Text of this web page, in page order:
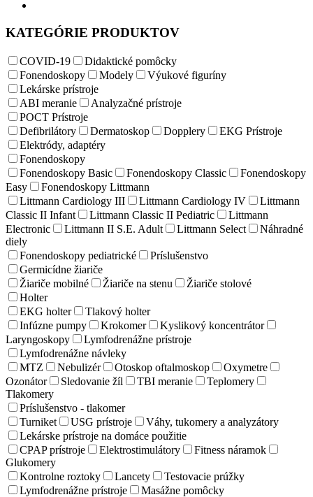
KATEGÓRIE PRODUKTOV
COVID-19
Didaktické pomôcky
Fonendoskopy
Modely
Výukové figuríny
Lekárske prístroje
ABI meranie
Analyzačné prístroje
POCT Prístroje
Defibrilátory
Dermatoskop Dopplery
EKG Prístroje
Elektródy, adaptéry
Fonendoskopy
Fonendoskopy Basic
Fonendoskopy Classic
Fonendoskopy
Easy
Fonendoskopy Littmann
Littmann Cardiology III
Littmann Cardiology IV
Littmann
Classic II Infant
Littmann Classic II Pediatric
Littmann
Electronic
Littmann II S.E. Adult Littmann Select
Náhradné
diely
Fonendoskopy pediatrické
Príslušenstvo
Germicídne žiariče
Žiariče mobilné
Žiariče na stenu
Žiariče stolové
Holter
EKG holter
Tlakový holter
Infúzne pumpy
Krokomer
Kyslikový koncentrátor
Laryngoskopy
Lymfodrenážne prístroje
Lymfodrenážne návleky
MTZ
Nebulizér Otoskop oftalmoskop
Oxymetre
Ozonátor
Sledovanie žíl TBI meranie
Teplomery
Tlakomery
Príslušenstvo - tlakomer
Turniket
USG prístroje
Váhy, tukomery a analyzátory
Lekárske prístroje na domáce použitie
CPAP prístroje
Elektrostimulátory
Fitness náramok
Glukomery
Kontrolne roztoky
Lancety
Testovacie prúžky
Lymfodrenážne prístroje
Masážne pomôcky